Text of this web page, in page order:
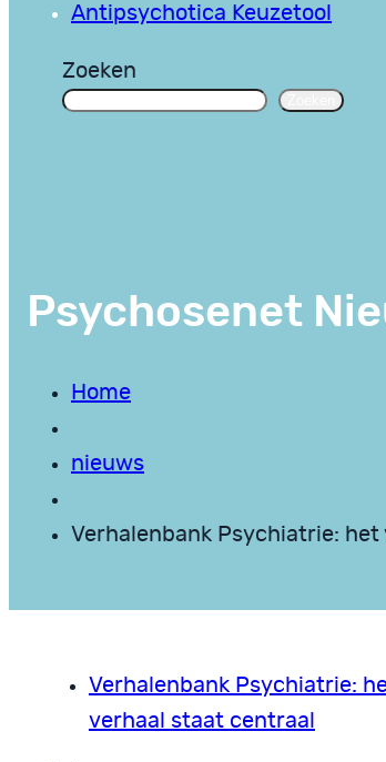
Antipsychotica Keuzetool
Zoeken
Psychosenet
Home
nieuws
Verhalenbank Psychiatrie:
Verhalenbank Psychiatrie:
verhaal staat centraal